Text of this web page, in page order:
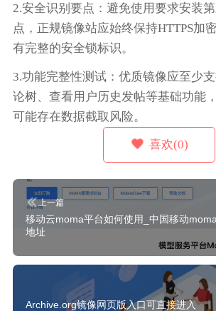
2.安全识别要点：避免使用要求安装
点，正规镜像站应始终保持HTTPS加
有完整的安全锁标识。
3.功能完整性测试：优质镜像应至少
论树、查看用户历史发帖等基础功能
可能存在数据截取风险。
喜欢(0)
上一篇
移动云moma平台如何使用_中国移动
地址
Archive.org镜像网页版入口可直接进入